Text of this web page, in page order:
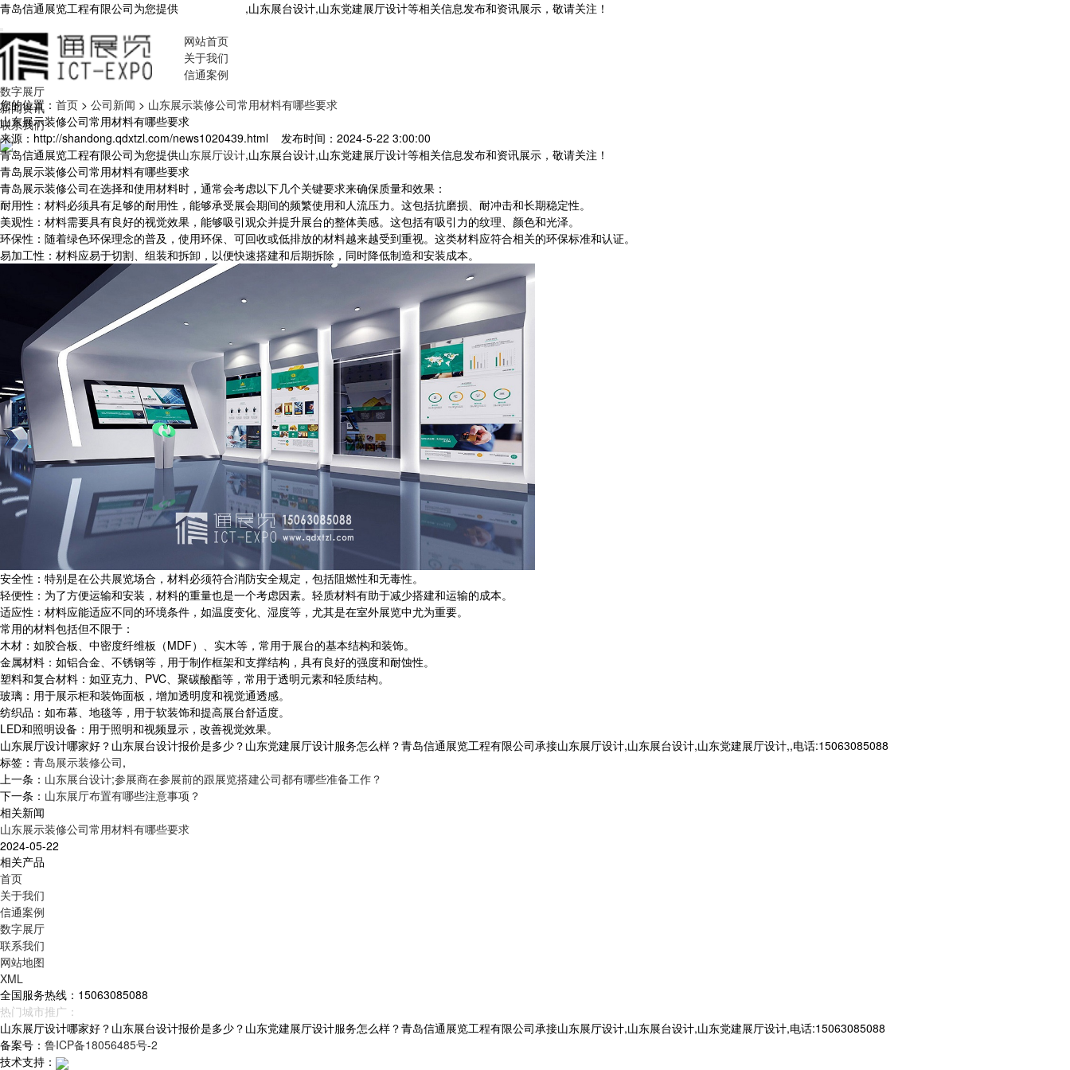
青岛信通展览工程有限公司为您提供 ,山东展台设计,山东党建展厅设计等相关信息发布和资讯展示，敬请关注！
网站首页
关于我们
信通案例
数字展厅
新闻资讯
联系我们
您的位置： 首页 > 公司新闻 > 山东展示装修公司常用材料有哪些要求
山东展示装修公司常用材料有哪些要求
来源：http://shandong.qdxtzl.com/news1020439.html 发布时间：2024-5-22 3:00:00
青岛信通展览工程有限公司为您提供山东展厅设计,山东展台设计,山东党建展厅设计等相关信息发布和资讯展示，敬请关注！
青岛展示装修公司常用材料有哪些要求
青岛展示装修公司在选择和使用材料时，通常会考虑以下几个关键要求来确保质量和效果：
耐用性：材料必须具有足够的耐用性，能够承受展会期间的频繁使用和人流压力。这包括抗磨损、耐冲击和长期稳定性。
美观性：材料需要具有良好的视觉效果，能够吸引观众并提升展台的整体美感。这包括有吸引力的纹理、颜色和光泽。
环保性：随着绿色环保理念的普及，使用环保、可回收或低排放的材料越来越受到重视。这类材料应符合相关的环保标准和认证。
易加工性：材料应易于切割、组装和拆卸，以便快速搭建和后期拆除，同时降低制造和安装成本。
安全性：特别是在公共展览场合，材料必须符合消防安全规定，包括阻燃性和无毒性。
轻便性：为了方便运输和安装，材料的重量也是一个考虑因素。轻质材料有助于减少搭建和运输的成本。
适应性：材料应能适应不同的环境条件，如温度变化、湿度等，尤其是在室外展览中尤为重要。
常用的材料包括但不限于：
木材：如胶合板、中密度纤维板（MDF）、实木等，常用于展台的基本结构和装饰。
金属材料：如铝合金、不锈钢等，用于制作框架和支撑结构，具有良好的强度和耐蚀性。
塑料和复合材料：如亚克力、PVC、聚碳酸酯等，常用于透明元素和轻质结构。
玻璃：用于展示柜和装饰面板，增加透明度和视觉通透感。
纺织品：如布幕、地毯等，用于软装饰和提高展台舒适度。
LED和照明设备：用于照明和视频显示，改善视觉效果。
山东展厅设计哪家好？山东展台设计报价是多少？山东党建展厅设计服务怎么样？青岛信通展览工程有限公司承接山东展厅设计,山东展台设计,山东党建展厅设计,,电话:15063085088
标签： 青岛展示装修公司,
上一条： 山东展台设计;参展商在参展前的跟展览搭建公司都有哪些准备工作？
下一条： 山东展厅布置有哪些注意事项？
相关新闻
山东展示装修公司常用材料有哪些要求
2024-05-22
相关产品
首页
关于我们
信通案例
数字展厅
联系我们
网站地图
XML
全国服务热线：15063085088
热门城市推广：
山东展厅设计哪家好？山东展台设计报价是多少？山东党建展厅设计服务怎么样？青岛信通展览工程有限公司承接山东展厅设计,山东展台设计,山东党建展厅设计,电话:15063085088
备案号： 鲁ICP备18056485号-2
技术支持：